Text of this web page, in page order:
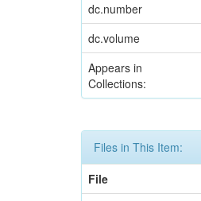
dc.number
dc.volume
Appears in
Collections:
Files in This Item:
File